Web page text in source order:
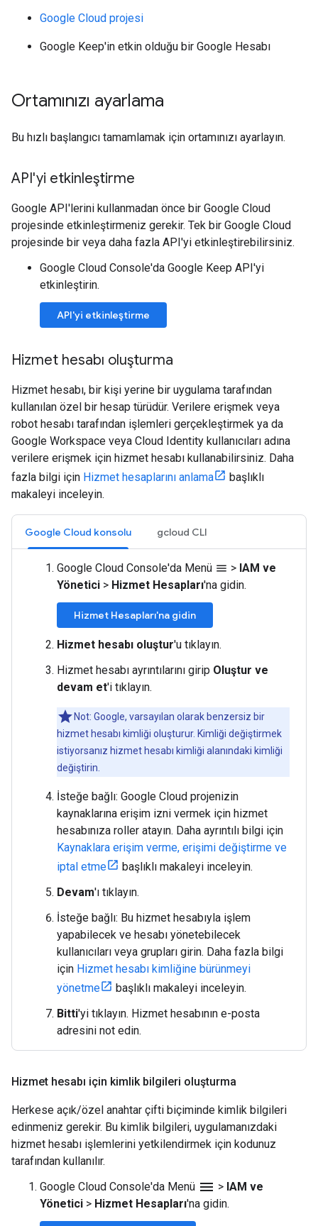
Google Cloud projesi
Google Keep'in etkin olduğu bir Google Hesabı
Ortamınızı ayarlama
Bu hızlı başlangıcı tamamlamak için ortamınızı ayarlayın.
API'yi etkinleştirme
Google API'lerini kullanmadan önce bir Google Cloud
projesinde etkinleştirmeniz gerekir. Tek bir Google Cloud
projesinde bir veya daha fazla API'yi etkinleştirebilirsiniz.
Google Cloud Console'da Google Keep API'yi
etkinleştirin.
API'yi etkinleştirme
Hizmet hesabı oluşturma
Hizmet hesabı, bir kişi yerine bir uygulama tarafından
kullanılan özel bir hesap türüdür. Verilere erişmek veya
robot hesabı tarafından işlemleri gerçekleştirmek ya da
Google Workspace veya Cloud Identity kullanıcıları adına
verilere erişmek için hizmet hesabı kullanabilirsiniz. Daha
fazla bilgi için Hizmet hesaplarını anlama
başlıklı
makaleyi inceleyin.
Google Cloud konsolu gcloud CLI
Google Cloud Console'da Menü menu > IAM ve
Yönetici > Hizmet Hesapları'na gidin.
Hizmet Hesapları'na gidin
Hizmet hesabı oluştur'u tıklayın.
Hizmet hesabı ayrıntılarını girip Oluştur ve
devam et'i tıklayın.
Not: Google, varsayılan olarak benzersiz bir
hizmet hesabı kimliği oluşturur. Kimliği değiştirmek
istiyorsanız hizmet hesabı kimliği alanındaki kimliği
değiştirin.
İsteğe bağlı: Google Cloud projenizin
kaynaklarına erişim izni vermek için hizmet
hesabınıza roller atayın. Daha ayrıntılı bilgi için
Kaynaklara erişim verme, erişimi değiştirme ve
iptal etme
başlıklı makaleyi inceleyin.
Devam'ı tıklayın.
İsteğe bağlı: Bu hizmet hesabıyla işlem
yapabilecek ve hesabı yönetebilecek
kullanıcıları veya grupları girin. Daha fazla bilgi
için Hizmet hesabı kimliğine bürünmeyi
yönetme
başlıklı makaleyi inceleyin.
Bitti'yi tıklayın. Hizmet hesabının e-posta
adresini not edin.
Hizmet hesabı için kimlik bilgileri oluşturma
Herkese açık/özel anahtar çifti biçiminde kimlik bilgileri
edinmeniz gerekir. Bu kimlik bilgileri, uygulamanızdaki
hizmet hesabı işlemlerini yetkilendirmek için kodunuz
tarafından kullanılır.
Google Cloud Console'da Menü menu > IAM ve
Yönetici > Hizmet Hesapları'na gidin.